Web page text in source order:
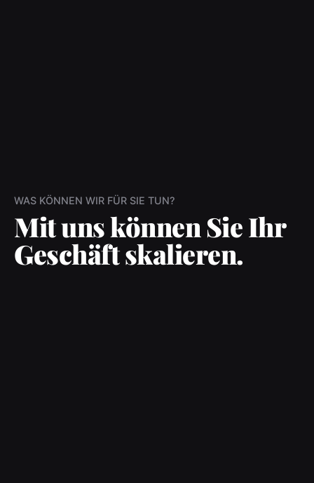
WAS KÖNNEN WIR FÜR SIE TUN?
Mit uns können Sie Ihr
Geschäft skalieren.